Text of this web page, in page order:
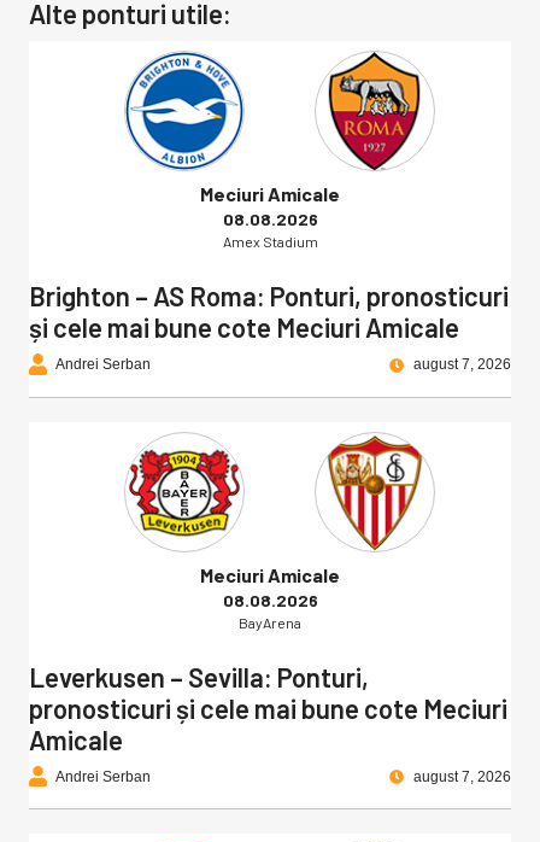
Alte ponturi utile:
Meciuri Amicale
08.08.2026
Amex Stadium
Brighton – AS Roma: Ponturi, pronosticuri
și cele mai bune cote Meciuri Amicale
Andrei Serban august 7, 2026
Meciuri Amicale
08.08.2026
BayArena
Leverkusen – Sevilla: Ponturi,
pronosticuri și cele mai bune cote Meciuri
Amicale
Andrei Serban august 7, 2026